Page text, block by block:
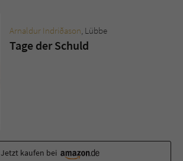
Arnaldur Indriðason, Lübbe
Tage der Schuld
Jetzt kaufen bei